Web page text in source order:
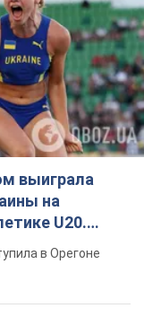
выиграла
на
U20.
в Орегоне